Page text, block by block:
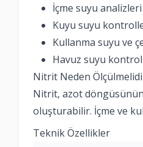
İçme suyu analizleri
Kuyu suyu
Kullanma suyu ve
Havuz suyu
Nitrit Neden
Nitrit, azot
oluşturabilir. İçme ve
Teknik Özellikler